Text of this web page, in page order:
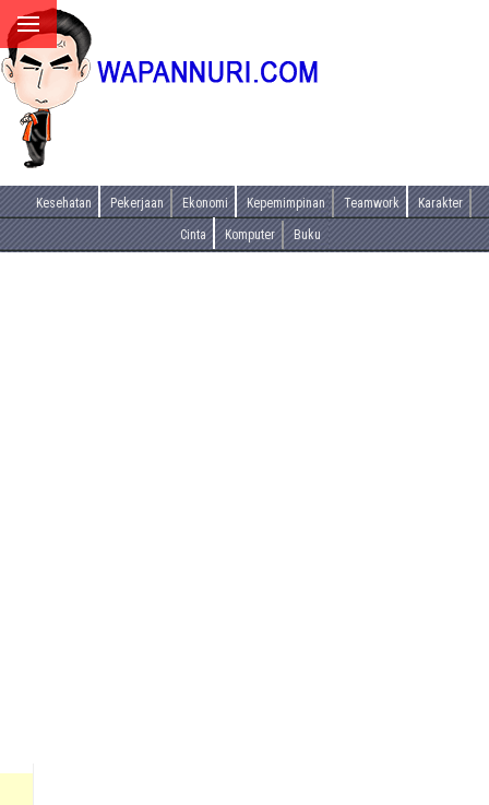
Kesehatan Pekerjaan Ekonomi Kepemimpinan Teamwork Karakter
Cinta Komputer Buku